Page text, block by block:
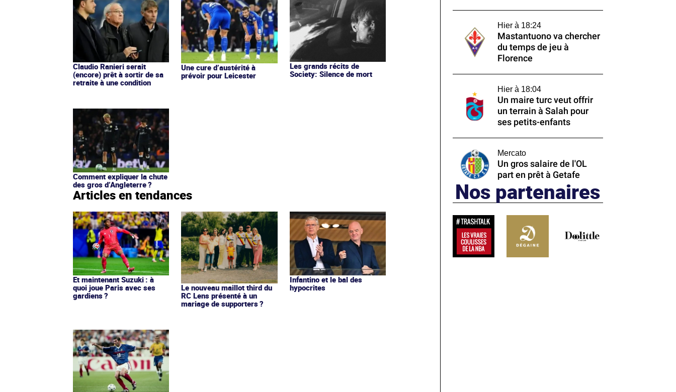
Claudio Ranieri serait
(encore) prêt à sortir de sa
retraite à une condition
Une cure d’austérité à
prévoir pour Leicester
Les grands récits de
Society: Silence de mort
Comment expliquer la chute
des gros d’Angleterre ?
Articles en tendances
Et maintenant Suzuki : à
quoi joue Paris avec ses
gardiens ?
Le nouveau maillot third du
RC Lens présenté à un
mariage de supporters ?
Infantino et le bal des
hypocrites
Hier à 18:24
Mastantuono va chercher
du temps de jeu à
Florence
Hier à 18:04
Un maire turc veut offrir
un terrain à Salah pour
ses petits-enfants
Mercato
Un gros salaire de l'OL
part en prêt à Getafe
Nos partenaires